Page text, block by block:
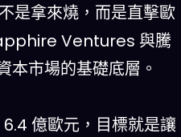
是拿來燒，而是直擊歐
Ventures 與騰
市場的基礎底層。
億歐元，目標就是讓